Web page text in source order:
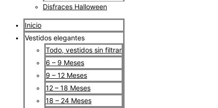
Disfraces Halloween
Inicio
Vestidos elegantes
Todo, vestidos sin filtrar
6 – 9 Meses
9 – 12 Meses
12 – 18 Meses
18 – 24 Meses